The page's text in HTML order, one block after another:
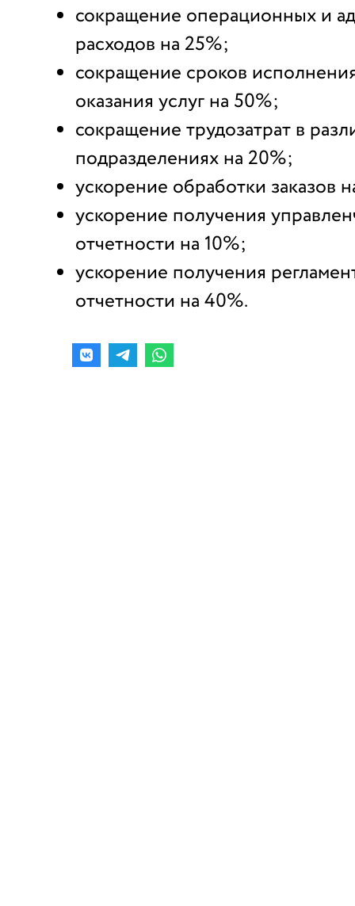
сокращение операционных и
расходов на 25%;
сокращение сроков
оказания услуг на 50%;
сокращение трудозатрат в
подразделениях на 20%;
ускорение обработки заказов
ускорение получения
отчетности на 10%;
ускорение получения
отчетности на 40%.